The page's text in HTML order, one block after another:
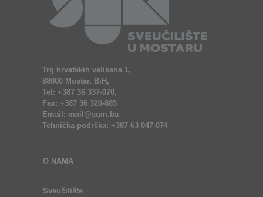
Trg hrvatskih velikana 1,
88000 Mostar, BiH,
Tel: +387 36 337-070,
Fax: +387 36 320-885
Email: mail@sum.ba
Tehnička podrška: +387 63 047-074
O NAMA
Sveučilište